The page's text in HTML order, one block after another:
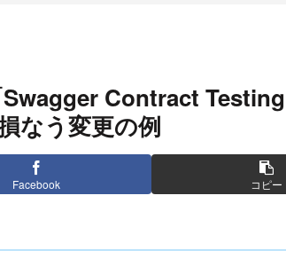
Contract
なう変更の例
Facebook コピー